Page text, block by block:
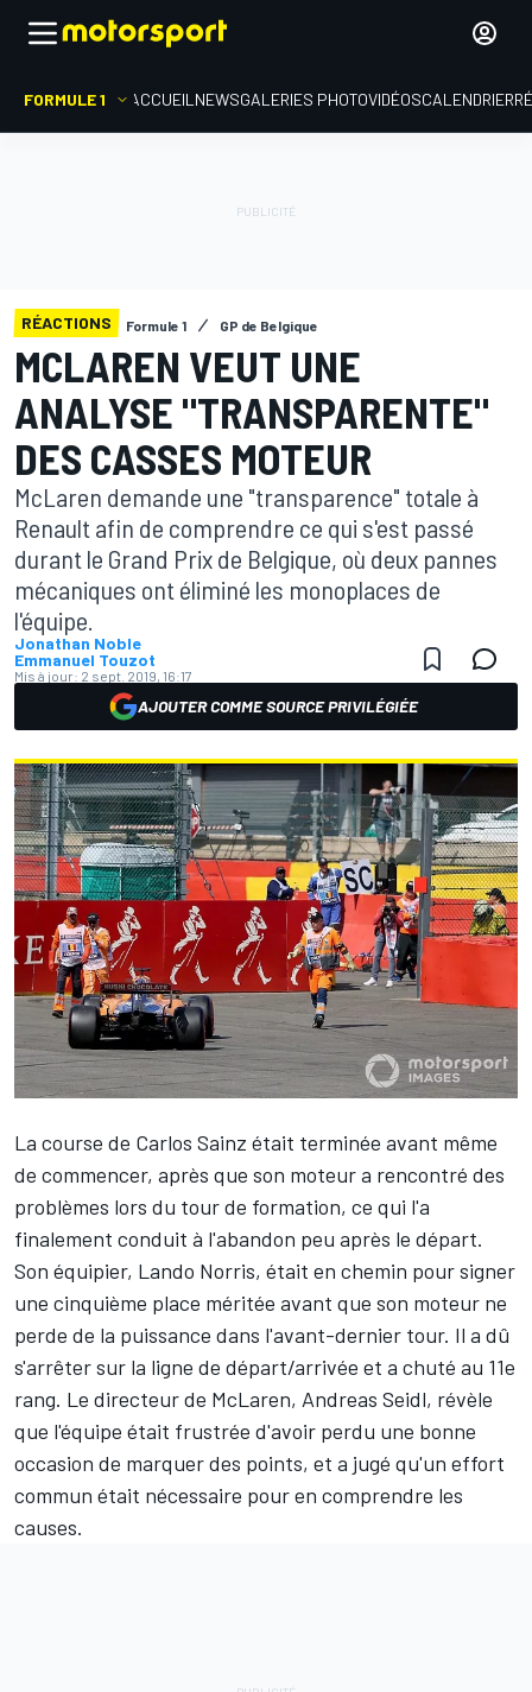
FORMULE 1 ACCUEIL NEWSGALERIES PHOTOVIDÉOSCALENDRIER
RÉACTIONS Formule 1 GP de Belgique
MCLAREN VEUT UNE
ANALYSE "TRANSPARENTE"
DES CASSES MOTEUR
McLaren demande une "transparence" totale à
Renault afin de comprendre ce qui s'est passé
durant le Grand Prix de Belgique, où deux pannes
mécaniques ont éliminé les monoplaces de
l'équipe.
Jonathan Noble
Emmanuel Touzot
Mis à jour: 2 sept. 2019, 16:17
AJOUTER COMME SOURCE PRIVILÉGIÉE
La course de Carlos Sainz était terminée avant même
de commencer, après que son moteur a rencontré des
problèmes lors du tour de formation, ce qui l'a
finalement conduit à l'abandon peu après le départ.
Son équipier, Lando Norris, était en chemin pour signer
une cinquième place méritée avant que son moteur ne
perde de la puissance dans l'avant-dernier tour. Il a dû
s'arrêter sur la ligne de départ/arrivée et a chuté au 11e
rang. Le directeur de McLaren, Andreas Seidl, révèle
que l'équipe était frustrée d'avoir perdu une bonne
occasion de marquer des points, et a jugé qu'un effort
commun était nécessaire pour en comprendre les
causes.